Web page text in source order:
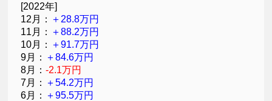
[2022年]
12月： ＋28.8万円
11月： ＋88.2万円
10月： ＋91.7万円
9月： ＋84.6万円
8月：-2.1万円
7月： ＋54.2万円
6月： ＋95.5万円